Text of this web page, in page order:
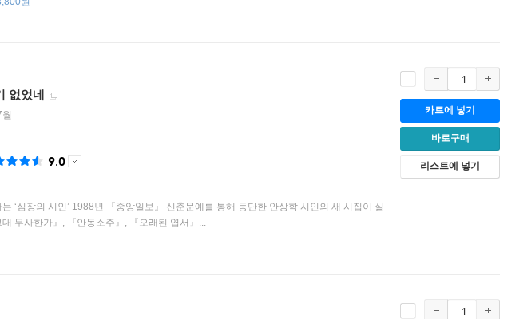
없었네
9.0
‘심장의 시인’ 1988년 『중앙일보』 신춘문예를 통해 등단한 안상학 시인의 새 시집이 실
무사한가』, 『안동소주』, 『오래된 엽서』...
카트에 넣기
바로구매
리스트에 넣기